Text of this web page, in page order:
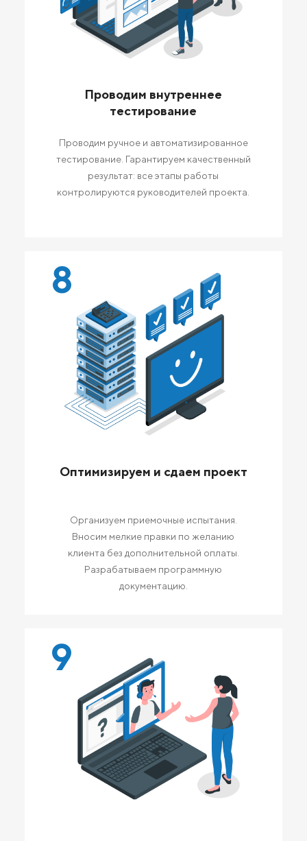
Проводим внутреннее
тестирование
Проводим ручное и автоматизированное
тестирование. Гарантируем качественный
результат: все этапы работы
контролируются руководителей проекта.
8
Оптимизируем и сдаем проект
Организуем приемочные испытания.
Вносим мелкие правки по желанию
клиента без дополнительной оплаты.
Разрабатываем программную
документацию.
9